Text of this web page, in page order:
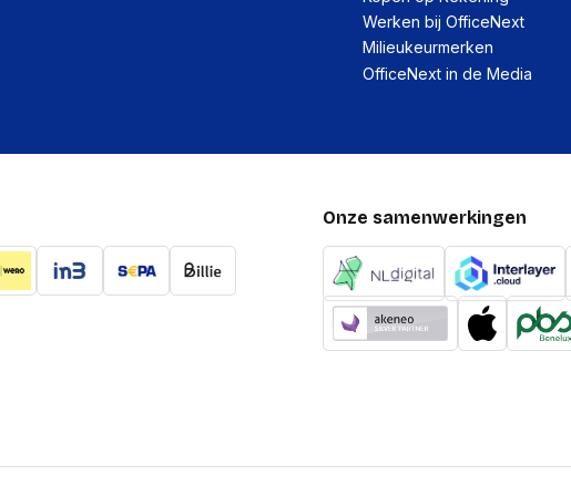
Gewicht:
Werken bij OfficeNext
Milieukeurmerken
OfficeNext in de Media
Onze samenwerkingen